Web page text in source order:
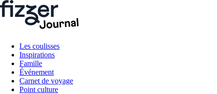
Les coulisses
Inspirations
Famille
Événement
Carnet de voyage
Point culture